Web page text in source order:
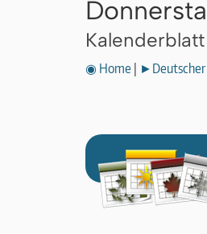
◉ Home ►Deutscher